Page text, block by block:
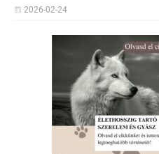
2026-02-24